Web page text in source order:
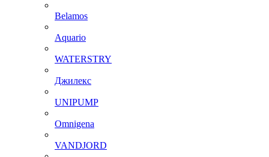
Belamos
Aquario
WATERSTRY
Джилекс
UNIPUMP
Omnigena
VANDJORD